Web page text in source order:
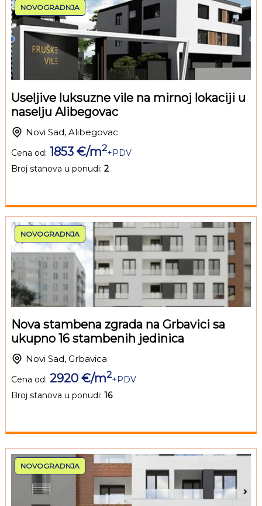
NOVOGRADNJA
Useljive luksuzne vile na mirnoj lokaciji u
naselju Alibegovac
Novi Sad, Alibegovac
Cena od: 1853 €/m2+PDV
Broj stanova u ponudi: 2
NOVOGRADNJA
Nova stambena zgrada na Grbavici sa
ukupno 16 stambenih jedinica
Novi Sad, Grbavica
Cena od: 2920 €/m2+PDV
Broj stanova u ponudi: 16
NOVOGRADNJA